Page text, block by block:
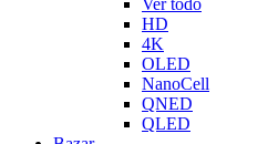
Ver todo
HD
4K
OLED
NanoCell
QNED
QLED